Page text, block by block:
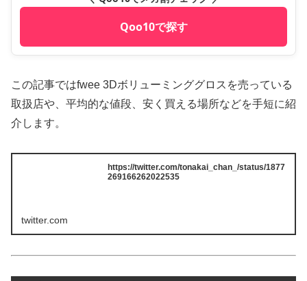
Qoo10で探す
この記事ではfwee 3Dボリューミンググロスを売っている
取扱店や、平均的な値段、安く買える場所などを手短に紹
介します。
https://twitter.com/tonakai_chan_/status/1877
269166262022535
twitter.com